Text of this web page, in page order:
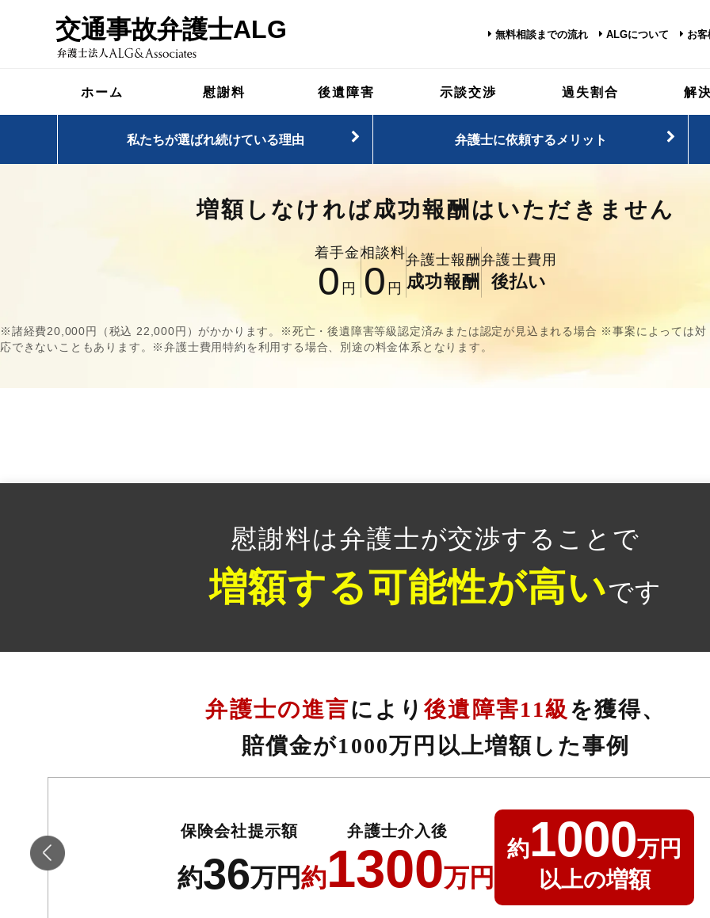
交通事故弁護士ALG 無料相談までの流れ ALGについて お
ホーム 慰謝料 後遺障害 示談交渉 過失割合 解
私たちが選ばれ続けている理由 弁護士に依頼するメリット
交通事故被害に遭われた方へ
慰謝料で損しない
弁護士にできることがあ
交通事故の
累計お問合せ数118,998件 ※1
※1:2007年6月～2026年3月末まで
※2:2025年4月～2026年3月末まで ※お客様満足度は弊所アンケートにご回答いただいた中の「満足」、「
増額しなければ成功報酬はいただきません
着手金
0 円
相談料
0 円
弁護士報酬
成功報酬
弁護士費用
後払い
※諸経費20,000円（税込 22,000円）がかかります。※死亡・後遺障害等級認定済みまたは認定が見込まれる場合 ※事案によっては対
応できないこともあります。※弁護士費用特約を利用する場合、別途の料金体系となります。
慰謝料は弁護士が交渉することで
増額する可能性が高いです
弁護士の進言により後遺障害11級 を獲得、
賠償金が1000万円以上増額した事例
保険会社提示額
約36万円
弁護士介入後
約1300万円
約1000万円
以上の増額